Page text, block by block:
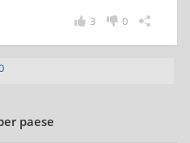
0
3
paese